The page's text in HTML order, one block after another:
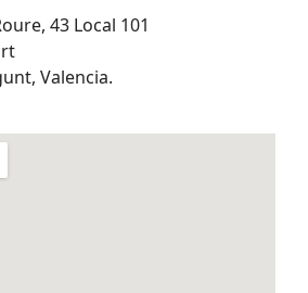
43 Local 101
Valencia.